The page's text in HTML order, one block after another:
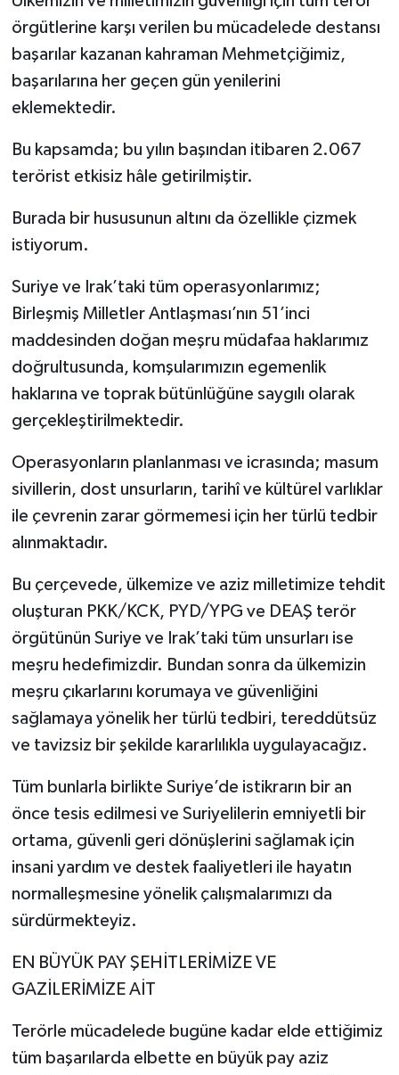
örgütlerine karşı verilen bu mücadelede destansı
başarılar kazanan kahraman Mehmetçiğimiz,
başarılarına her geçen gün yenilerini
eklemektedir.
Bu kapsamda; bu yılın başından itibaren 2.067
terörist etkisiz hâle getirilmiştir.
Burada bir hususunun altını da özellikle çizmek
istiyorum.
Suriye ve Irak’taki tüm operasyonlarımız;
Birleşmiş Milletler Antlaşması’nın 51’inci
maddesinden doğan meşru müdafaa haklarımız
doğrultusunda, komşularımızın egemenlik
haklarına ve toprak bütünlüğüne saygılı olarak
gerçekleştirilmektedir.
Operasyonların planlanması ve icrasında; masum
sivillerin, dost unsurların, tarihî ve kültürel varlıklar
ile çevrenin zarar görmemesi için her türlü tedbir
alınmaktadır.
Bu çerçevede, ülkemize ve aziz milletimize tehdit
oluşturan PKK/KCK, PYD/YPG ve DEAŞ terör
örgütünün Suriye ve Irak’taki tüm unsurları ise
meşru hedefimizdir. Bundan sonra da ülkemizin
meşru çıkarlarını korumaya ve güvenliğini
sağlamaya yönelik her türlü tedbiri, tereddütsüz
ve tavizsiz bir şekilde kararlılıkla uygulayacağız.
Tüm bunlarla birlikte Suriye’de istikrarın bir an
önce tesis edilmesi ve Suriyelilerin emniyetli bir
ortama, güvenli geri dönüşlerini sağlamak için
insani yardım ve destek faaliyetleri ile hayatın
normalleşmesine yönelik çalışmalarımızı da
sürdürmekteyiz.
EN BÜYÜK PAY ŞEHİTLERİMİZE VE
GAZİLERİMİZE AİT
Terörle mücadelede bugüne kadar elde ettiğimiz
tüm başarılarda elbette en büyük pay aziz